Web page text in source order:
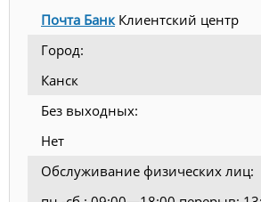
Почта БанкКлиентский центр
Город:
Канск
Без выходных:
Нет
Обслуживание физических лиц: